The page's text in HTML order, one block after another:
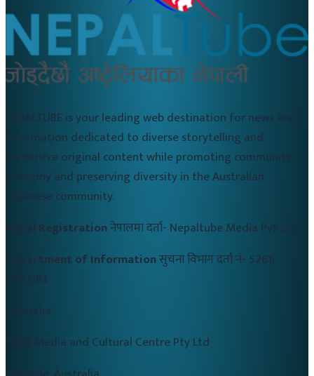
NEPALTUBE is your leading web destination for news and
information dedicated to diverse storytelling and
immersive original content while promoting community
harmony and preserving diversity in the Australian
Nepalese community.
Nepal Registrationनेपालमा दर्ता- Nepaltube Media Pvt Ltd
Department of Informationसुचना विभाग दर्ता नं- 5261-
2082/83
Australia
CALD Media and Cultural Centre Pty Ltd